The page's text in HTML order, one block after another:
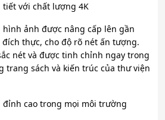
tiết với chất lượng 4K
hình ảnh được nâng cấp lên gần
thực, cho độ rõ nét ấn tượng.
nét và được tinh chỉnh ngay trong
trang sách và kiến trúc của thư viện
đỉnh cao trong mọi môi trường